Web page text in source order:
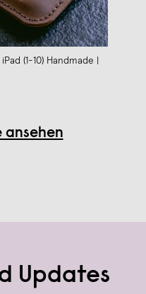
(1-10) Handmade |
ansehen
Updates